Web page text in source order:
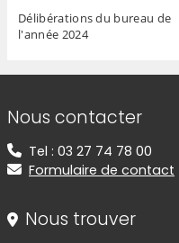
Délibérations du bureau de
l'année 2024
Informations de
Nous contacter
Tel : 03 27 74 78 00
Formulaire de contact
Nous trouver